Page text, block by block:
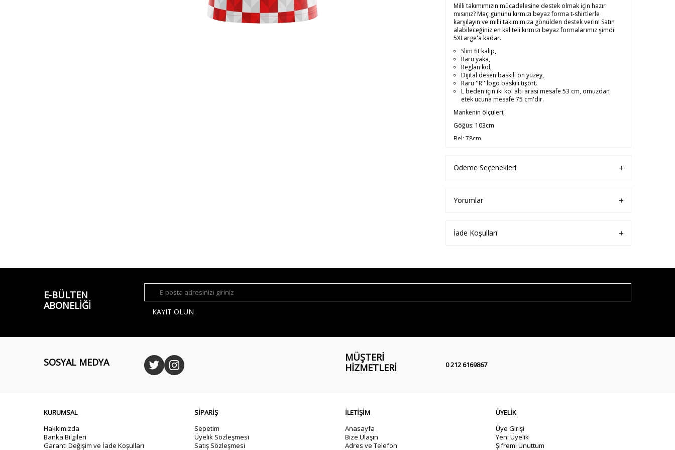
Milli takımımızın mücadelesine destek olmak için hazır
mısınız? Maç gününü kırmızı beyaz forma t-shirtlerle
karşılayın ve milli takımımıza gönülden destek verin! Satın
alabileceğiniz en kaliteli kırmızı beyaz formalarımız şimdi
5XLarge'a kadar.
Slim fit kalıp,
Raru yaka,
Reglan kol,
Dijital desen baskılı ön yüzey,
Raru ''R'' logo baskılı tişört.
L beden için iki kol altı arası mesafe 53 cm, omuzdan
etek ucuna mesafe 75 cm'dir.
Mankenin ölçüleri;
Göğüs: 103cm
Bel: 78cm
Boy: 188cm
Ödeme Seçenekleri
Yorumlar
İade Koşulları
E-BÜLTEN
ABONELIĞI
KAYIT OLUN
SOSYAL MEDYA
MÜŞTERI
HIZMETLERI
0 212 6169867
KURUMSAL
Hakkımızda
Banka Bilgileri
Garanti Değişim ve İade Koşulları
SİPARİŞ
Sepetim
Üyelik Sözleşmesi
Satış Sözleşmesi
İLETİŞİM
Anasayfa
Bize Ulaşın
Adres ve Telefon
ÜYELİK
Üye Girişi
Yeni Üyelik
Şifremi Unuttum